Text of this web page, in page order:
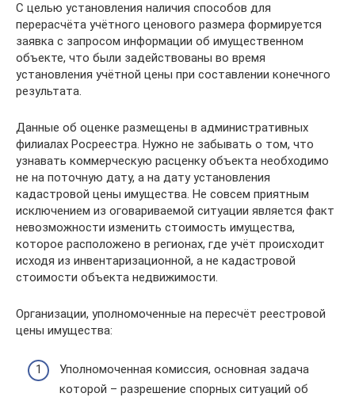
С целью установления наличия способов для
перерасчёта учётного ценового размера формируется
заявка с запросом информации об имущественном
объекте, что были задействованы во время
установления учётной цены при составлении конечного
результата.
Данные об оценке размещены в административных
филиалах Росреестра. Нужно не забывать о том, что
узнавать коммерческую расценку объекта необходимо
не на поточную дату, а на дату установления
кадастровой цены имущества. Не совсем приятным
исключением из оговариваемой ситуации является факт
невозможности изменить стоимость имущества,
которое расположено в регионах, где учёт происходит
исходя из инвентаризационной, а не кадастровой
стоимости объекта недвижимости.
Организации, уполномоченные на пересчёт реестровой
цены имущества:
Уполномоченная комиссия, основная задача
которой – разрешение спорных ситуаций об